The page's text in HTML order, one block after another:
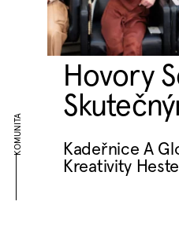
Hovory
Kadeřnice A
Kreativity
KOMUNITA